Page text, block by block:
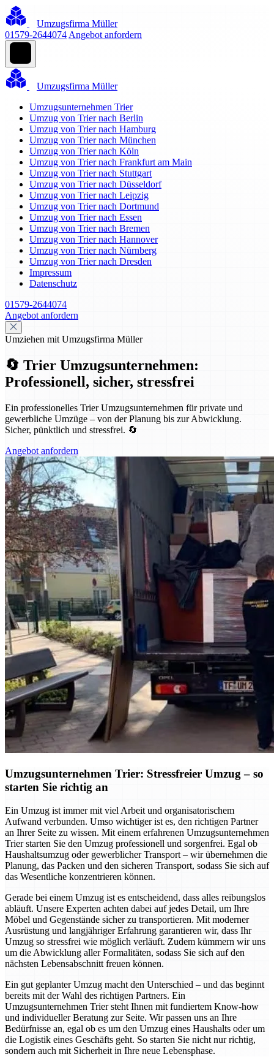
Umzugsfirma Müller
01579-2644074 Angebot anfordern
Umzugsfirma Müller
Umzugsunternehmen Trier
Umzug von Trier nach Berlin
Umzug von Trier nach Hamburg
Umzug von Trier nach München
Umzug von Trier nach Köln
Umzug von Trier nach Frankfurt am Main
Umzug von Trier nach Stuttgart
Umzug von Trier nach Düsseldorf
Umzug von Trier nach Leipzig
Umzug von Trier nach Dortmund
Umzug von Trier nach Essen
Umzug von Trier nach Bremen
Umzug von Trier nach Hannover
Umzug von Trier nach Nürnberg
Umzug von Trier nach Dresden
Impressum
Datenschutz
01579-2644074
Angebot anfordern
Umziehen mit Umzugsfirma Müller
🔄 Trier Umzugsunternehmen:
Professionell, sicher, stressfrei
Ein professionelles Trier Umzugsunternehmen für private und
gewerbliche Umzüge – von der Planung bis zur Abwicklung.
Sicher, pünktlich und stressfrei. 🔄
Angebot anfordern
Umzugsunternehmen Trier: Stressfreier Umzug – so
starten Sie richtig an
Ein Umzug ist immer mit viel Arbeit und organisatorischem
Aufwand verbunden. Umso wichtiger ist es, den richtigen Partner
an Ihrer Seite zu wissen. Mit einem erfahrenen Umzugsunternehmen
Trier starten Sie den Umzug professionell und sorgenfrei. Egal ob
Haushaltsumzug oder gewerblicher Transport – wir übernehmen die
Planung, das Packen und den sicheren Transport, sodass Sie sich auf
das Wesentliche konzentrieren können.
Gerade bei einem Umzug ist es entscheidend, dass alles reibungslos
abläuft. Unsere Experten achten dabei auf jedes Detail, um Ihre
Möbel und Gegenstände sicher zu transportieren. Mit moderner
Ausrüstung und langjähriger Erfahrung garantieren wir, dass Ihr
Umzug so stressfrei wie möglich verläuft. Zudem kümmern wir uns
um die Abwicklung aller Formalitäten, sodass Sie sich auf den
nächsten Lebensabschnitt freuen können.
Ein gut geplanter Umzug macht den Unterschied – und das beginnt
bereits mit der Wahl des richtigen Partners. Ein
Umzugsunternehmen Trier steht Ihnen mit fundiertem Know-how
und individueller Beratung zur Seite. Wir passen uns an Ihre
Bedürfnisse an, egal ob es um den Umzug eines Haushalts oder um
die Logistik eines Geschäfts geht. So starten Sie nicht nur richtig,
sondern auch mit Sicherheit in Ihre neue Lebensphase.